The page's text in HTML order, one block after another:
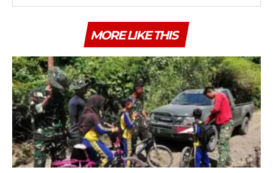
MORE LIKE THIS